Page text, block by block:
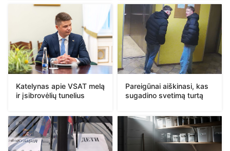
Katelynas apie VSAT melą
ir įsibrovėlių tunelius
Pareigūnai aiškinasi, kas
sugadino svetimą turtą